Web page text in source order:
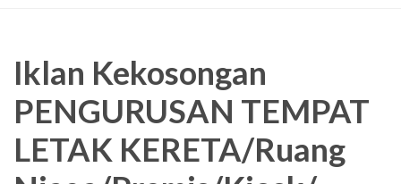
Iklan Kekosongan
PENGURUSAN TEMPAT
LETAK KERETA/Ruang